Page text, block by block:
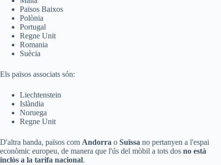
Països Baixos
Polònia
Portugal
Regne Unit
Romania
Suècia
Els països associats són:
Liechtenstein
Islàndia
Noruega
Regne Unit
D'altra banda, països com Andorra o Suïssa no pertanyen a l'espai
econòmic europeu, de manera que l'ús del mòbil a tots dos no està
inclòs a la tarifa nacional.